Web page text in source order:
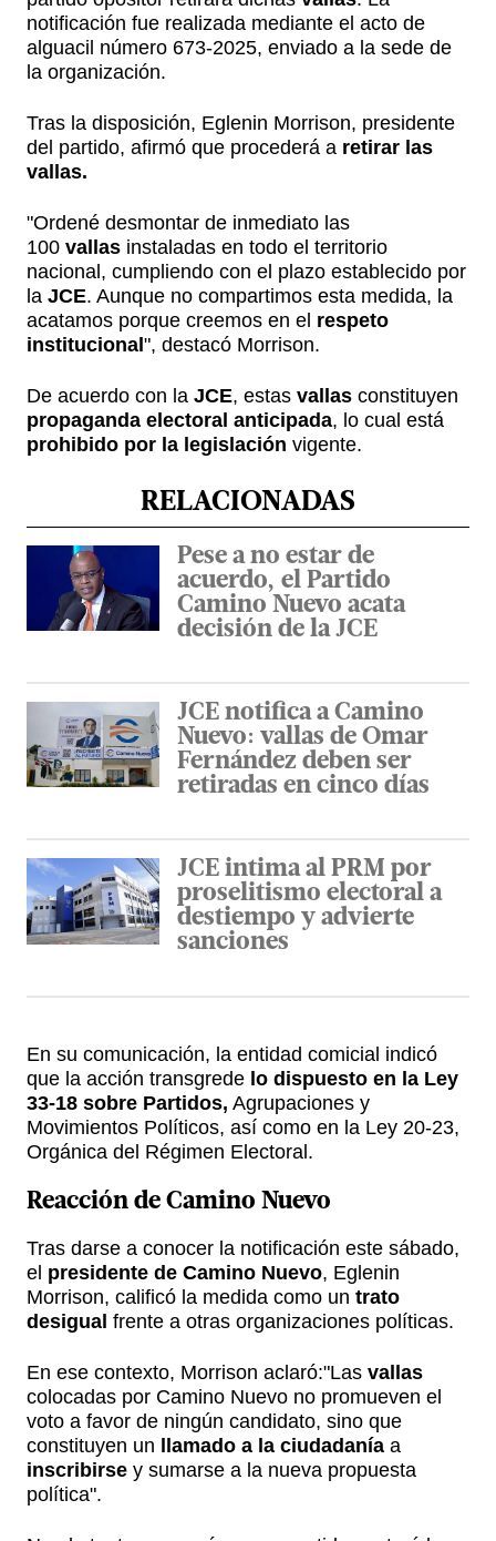
notificación fue realizada mediante el acto de
alguacil número 673-2025, enviado a la sede de
la organización.
Tras la disposición, Eglenin Morrison, presidente
del partido, afirmó que procederá a retirar las
vallas.
"Ordené desmontar de inmediato las
100 vallas instaladas en todo el territorio
nacional, cumpliendo con el plazo establecido por
la JCE. Aunque no compartimos esta medida, la
acatamos porque creemos en el respeto
institucional ", destacó Morrison.
De acuerdo con la JCE, estas vallas constituyen
propaganda electoral anticipada, lo cual está
prohibido por la legislación vigente.
RELACIONADAS
Pese a no estar de
acuerdo, el Partido
Camino Nuevo acata
decisión de la JCE
JCE notifica a Camino
Nuevo: vallas de Omar
Fernández deben ser
retiradas en cinco días
JCE intima al PRM por
proselitismo electoral a
destiempo y advierte
sanciones
En su comunicación, la entidad comicial indicó
que la acción transgrede lo dispuesto en la Ley
33-18 sobre Partidos, Agrupaciones y
Movimientos Políticos, así como en la Ley 20-23,
Orgánica del Régimen Electoral.
Reacción de Camino Nuevo
Tras darse a conocer la notificación este sábado,
el presidente de Camino Nuevo, Eglenin
Morrison, calificó la medida como un trato
desigual frente a otras organizaciones políticas.
En ese contexto, Morrison aclaró:"Las vallas
colocadas por Camino Nuevo no promueven el
voto a favor de ningún candidato, sino que
constituyen un llamado a la ciudadanía a
inscribirse y sumarse a la nueva propuesta
política".